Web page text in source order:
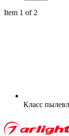
Item 1 of 2
Класс